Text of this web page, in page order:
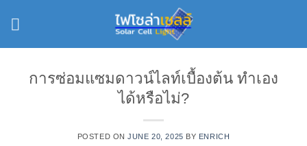
การซ่อมแซมดาวน์ไลท์เบื้องต้น ทำเอง
ได้หรือไม่?
POSTED ONJUNE 20, 2025 BY ENRICH